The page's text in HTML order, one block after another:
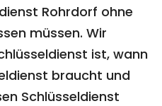
Rohrdorf ohne
müssen. Wir
ist, wann
braucht und
Schlüsseldienst